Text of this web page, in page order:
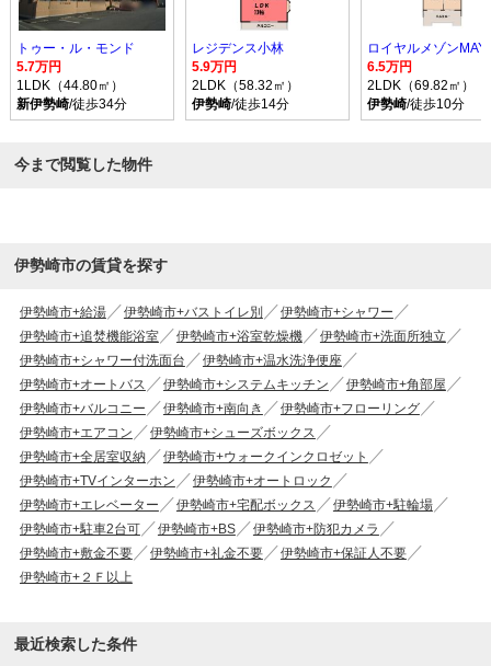
トゥー・ル・モンド
5.7万円
1LDK（44.80㎡）
新伊勢崎/徒歩34分
レジデンス小林
5.9万円
2LDK（58.32㎡）
伊勢崎/徒歩14分
ロイヤルメゾンMAY
6.5万円
2LDK（69.82㎡）
伊勢崎/徒歩10分
今まで閲覧した物件
伊勢崎市の賃貸を探す
伊勢崎市+給湯 伊勢崎市+バストイレ別
伊勢崎市+シャワー
伊勢崎市+追焚機能浴室
伊勢崎市+浴室乾燥機
伊勢崎市+洗面所独立
伊勢崎市+シャワー付洗面台
伊勢崎市+温水洗浄便座
伊勢崎市+オートバス
伊勢崎市+システムキッチン
伊勢崎市+角部屋
伊勢崎市+バルコニー
伊勢崎市+南向き
伊勢崎市+フローリング
伊勢崎市+エアコン
伊勢崎市+シューズボックス
伊勢崎市+全居室収納
伊勢崎市+ウォークインクロゼット
伊勢崎市+TVインターホン
伊勢崎市+オートロック
伊勢崎市+エレベーター
伊勢崎市+宅配ボックス
伊勢崎市+駐輪場
伊勢崎市+駐車2台可
伊勢崎市+BS
伊勢崎市+防犯カメラ
伊勢崎市+敷金不要
伊勢崎市+礼金不要
伊勢崎市+保証人不要
伊勢崎市+２Ｆ以上
最近検索した条件